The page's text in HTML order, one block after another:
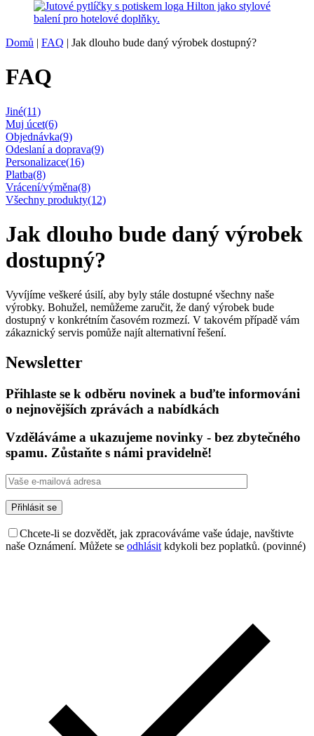
Domů | FAQ | Jak dlouho bude daný výrobek dostupný?
FAQ
Jiné(11)
Muj úcet(6)
Objednávka(9)
Odeslaní a doprava(9)
Personalizace(16)
Platba(8)
Vrácení/výměna(8)
Všechny produkty(12)
Jak dlouho bude daný výrobek
dostupný?
Vyvíjíme veškeré úsilí, aby byly stále dostupné všechny naše
výrobky. Bohužel, nemůžeme zaručit, že daný výrobek bude
dostupný v konkrétním časovém rozmezí. V takovém případě vám
zákaznický servis pomůže najít alternativní řešení.
Newsletter
Přihlaste se k odběru novinek a buďte informováni
o nejnovějších zprávách a nabídkách
Vzděláváme a ukazujeme novinky - bez zbytečného
spamu. Zůstaňte s námi pravidelně!
Chcete-li se dozvědět, jak zpracováváme vaše údaje, navštivte
naše Oznámení. Můžete se odhlásit kdykoli bez poplatků. (povinné)